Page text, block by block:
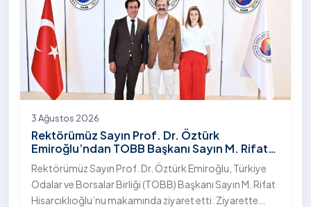
canlı yayın konuğu olarak katıldı.
3 Ağustos 2026
Rektörümüz Sayın Prof. Dr. Öztürk
Emiroğlu’ndan TOBB Başkanı Sayın M. Rifat
Hisarcıklıoğlu’na Ziyaret
Rektörümüz Sayın Prof. Dr. Öztürk Emiroğlu, Türkiye
Odalar ve Borsalar Birliği (TOBB) Başkanı Sayın M. Rifat
Hisarcıklıoğlu’nu makamında ziyaret etti. Ziyarette